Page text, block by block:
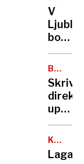
svetu
in v
V
bosta
zrasli
še
dve
JEZIKA
uprave
za
varno
hrano
Vide
DVOR
Lagal